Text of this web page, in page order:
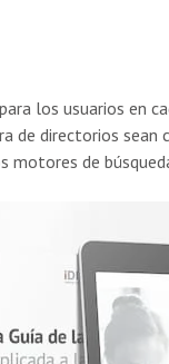
los usuarios en
de directorios
motores de